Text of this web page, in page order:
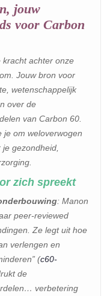
jouw
voor Carbon
achter onze
Jouw bron voor
wetenschappelijk
over de
van Carbon 60.
je om weloverwogen
gezondheid,
zich spreekt
: Manon
peer-reviewed
Ze legt uit hoe
verlengen en
(c60-
de
verbetering